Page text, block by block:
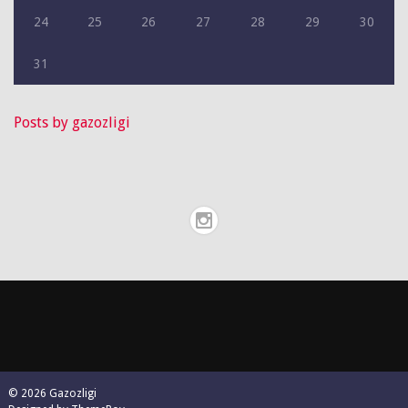
24 25 26 27 28 29 30
31
Posts by gazozligi
© 2026 Gazozligi